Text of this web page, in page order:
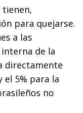
para quejarse.
a las
de la
directamente
el 5% para la
no